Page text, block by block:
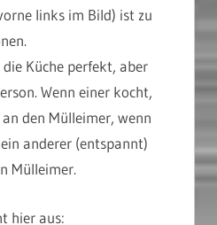
links im Bild) ist zu
Küche perfekt, aber
Wenn einer kocht,
den Mülleimer, wenn
anderer (entspannt)
Mülleimer.
hier aus: